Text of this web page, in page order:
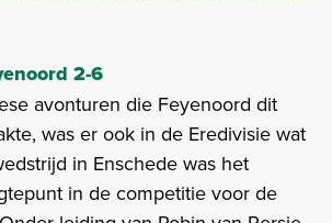
2-6
avonturen die Feyenoord dit
was er ook in de Eredivisie wat
in Enschede was het
in de competitie voor de